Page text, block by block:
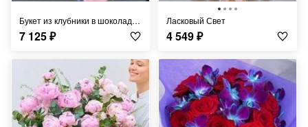
Букет из клубники в шоколаде «Нанси» - S
7 125₽
Ласковый Свет
4 549₽